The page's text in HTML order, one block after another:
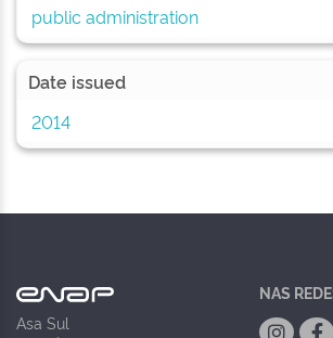
public administration
Date issued
2014
Asa Sul
NAS